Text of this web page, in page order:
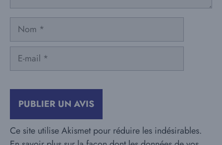
Nom
mail
Ce site utilise Akismet pour réduire les indésirables.